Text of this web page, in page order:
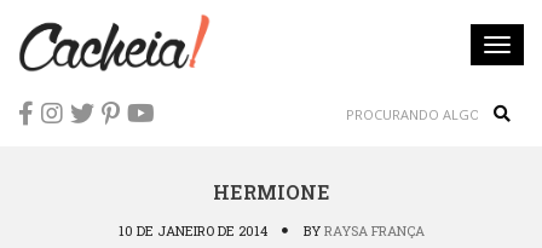
HERMIONE
10 DE JANEIRO DE 2014 BY RAYSA FRANÇA